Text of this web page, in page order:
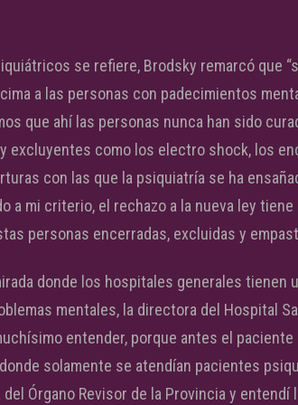
se refiere, Brodsky remarcó que
a las personas con padecimientos
que ahí las personas nunca han sido
excluyentes como los electro shock, los
con las que la psiquiatría se ha
a mi criterio, el rechazo a la nueva ley
personas encerradas, excluidas y
donde los hospitales generales tienen
mentales, la directora del Hospital
entender, porque antes el
solamente se atendían pacientes
Órgano Revisor de la Provincia y entendí